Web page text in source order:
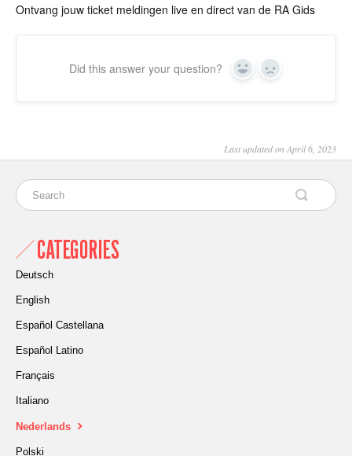
Ontvang jouw ticket meldingen live en direct van de RA Gids
Did this answer your question? Yes No
Last updated on April 6, 2023
CATEGORIES
Deutsch
English
Español Castellana
Español Latino
Français
Italiano
Nederlands
Polski